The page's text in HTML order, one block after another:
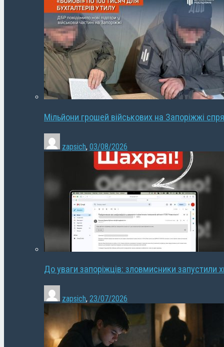
Мільйони грошей військових на Запоріжжі
zapsich, 03/08/2026
До уваги запоріжців: зловмисники запустили
zapsich, 23/07/2026